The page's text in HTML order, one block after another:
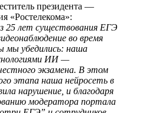
президента —
«Ростелекома»:
25 лет существования ЕГЭ
во время
мы убедились: наша
ИИ —
экзамена. В этом
этапа наша нейросеть в
нарушение, и благодаря
модератора портала